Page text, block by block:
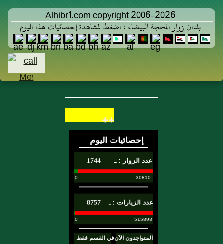
Alhibr1.com copyright 2006-2026
بلدان زوار المحجة البيضاء : اضغط لمشاهدة إحصائيات هذا اليوم
++